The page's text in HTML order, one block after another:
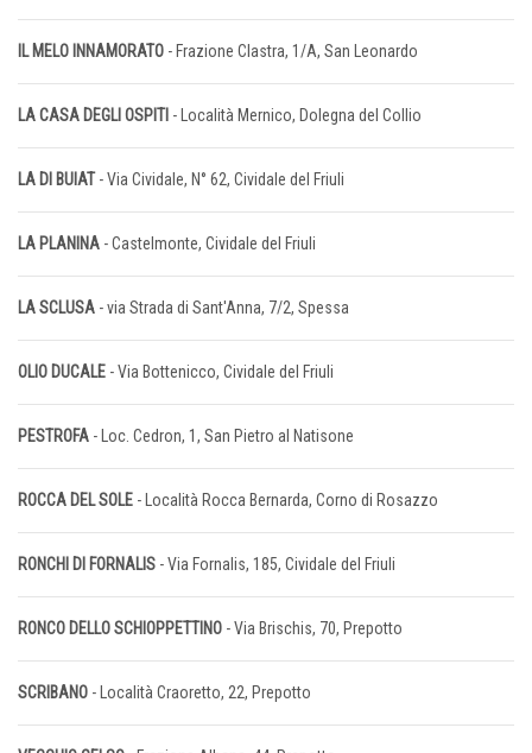
IL MELO INNAMORATO - Frazione Clastra, 1/A, San Leonardo
LA CASA DEGLI OSPITI - Località Mernico, Dolegna del Collio
LA DI BUIAT- Via Cividale, N° 62, Cividale del Friuli
LA PLANINA - Castelmonte, Cividale del Friuli
LA SCLUSA - via Strada di Sant'Anna, 7/2, Spessa
OLIO DUCALE - Via Bottenicco, Cividale del Friuli
PESTROFA - Loc. Cedron, 1, San Pietro al Natisone
ROCCA DEL SOLE - Località Rocca Bernarda, Corno di Rosazzo
RONCHI DI FORNALIS - Via Fornalis, 185, Cividale del Friuli
RONCO DELLO SCHIOPPETTINO - Via Brischis, 70, Prepotto
SCRIBANO - Località Craoretto, 22, Prepotto